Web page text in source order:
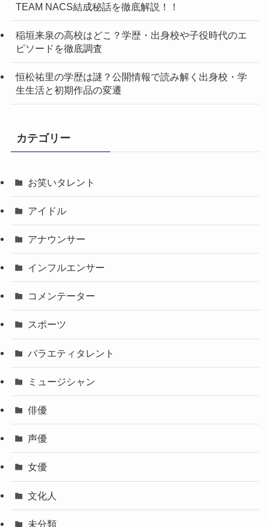
TEAM NACS結成秘話を徹底解説！！
稲垣来泉の高校はどこ？学歴・出身校や子役時代のエ
ピソードを徹底調査
恒松祐里の学歴は謎？公開情報で読み解く出身校・学
生生活と初期作品の変遷
カテゴリー
お笑いタレント
アイドル
アナウンサー
インフルエンサー
コメンテーター
スポーツ
バラエティタレント
ミュージシャン
俳優
声優
女優
文化人
未分類